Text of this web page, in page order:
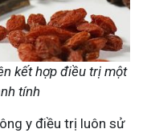
kết hợp điều trị một
tính
y điều trị luôn sử